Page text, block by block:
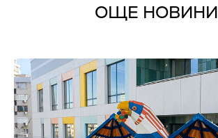
ОЩЕ НОВИНИ